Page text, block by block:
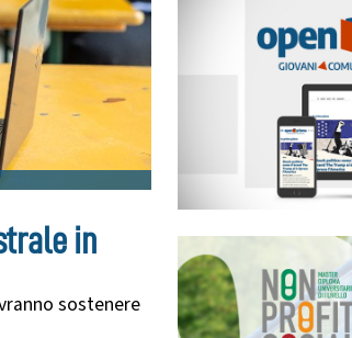
in
sostenere